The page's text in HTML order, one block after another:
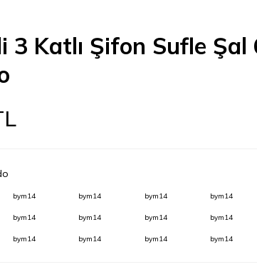
3 Katlı Şifon Sufle Şal
bym14 bym14 bym14 bym14
bym14 bym14 bym14 bym14
bym14 bym14 bym14 bym14